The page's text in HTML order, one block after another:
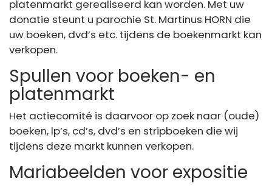
platenmarkt gerealiseerd kan worden. Met uw
donatie steunt u parochie St. Martinus HORN die
uw boeken, dvd’s etc. tijdens de boekenmarkt kan
verkopen.
Spullen voor boeken- en
platenmarkt
Het actiecomité is daarvoor op zoek naar (oude)
boeken, lp’s, cd’s, dvd’s en stripboeken die wij
tijdens deze markt kunnen verkopen.
Mariabeelden voor expositie